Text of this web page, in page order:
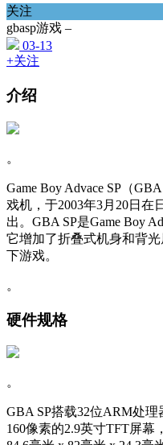
关注
gbasp游戏 –
03-13
+关注
介绍
。
Game Boy Advace SP（
戏机，于2003年3月20日在
出。GBA SP是Game Boy
它增加了折叠式机身和背
下游戏。
。
硬件规格
。
GBA SP搭载32位ARM处
160像素的2.9英寸TFT屏幕